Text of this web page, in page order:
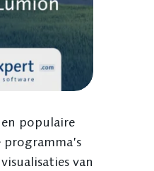
populaire
van